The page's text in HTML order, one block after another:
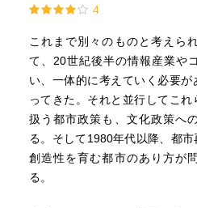
4
これまで別々のものと考えら
て、20世紀後半の情報産業や
い、一体的に考えていく必要が
ってきた。それと並行してこ
扱う都市政策も、文化政策へ
る。そして1980年代以降、都
創造性を育む都市のあり方が
る。